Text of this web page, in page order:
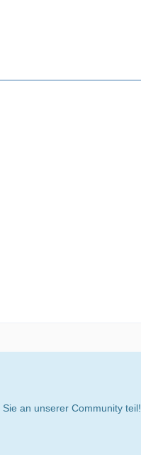
an unserer Community teil!